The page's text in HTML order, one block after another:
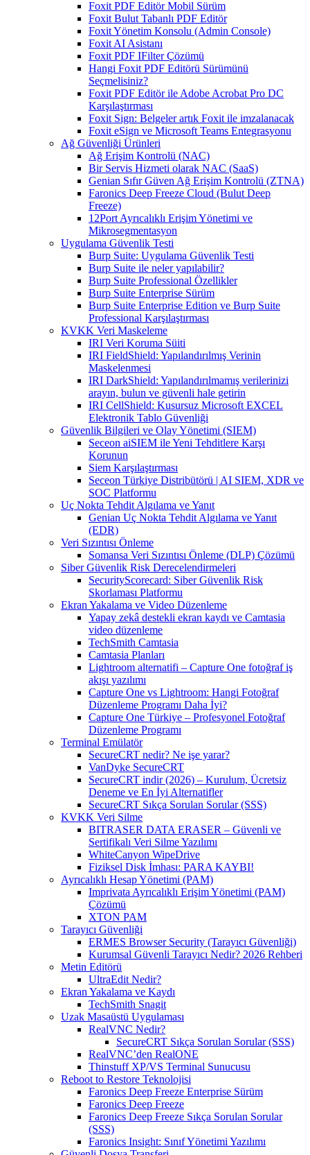
Foxit PDF Editör Mobil Sürüm
Foxit Bulut Tabanlı PDF Editör
Foxit Yönetim Konsolu (Admin Console)
Foxit AI Asistanı
Foxit PDF IFilter Çözümü
Hangi Foxit PDF Editörü Sürümünü
Seçmelisiniz?
Foxit PDF Editör ile Adobe Acrobat Pro DC
Karşılaştırması
Foxit Sign: Belgeler artık Foxit ile imzalanacak
Foxit eSign ve Microsoft Teams Entegrasyonu
Ağ Güvenliği Ürünleri
Ağ Erişim Kontrolü (NAC)
Bir Servis Hizmeti olarak NAC (SaaS)
Genian Sıfır Güven Ağ Erişim Kontrolü (ZTNA)
Faronics Deep Freeze Cloud (Bulut Deep
Freeze)
12Port Ayrıcalıklı Erişim Yönetimi ve
Mikrosegmentasyon
Uygulama Güvenlik Testi
Burp Suite: Uygulama Güvenlik Testi
Burp Suite ile neler yapılabilir?
Burp Suite Professional Özellikler
Burp Suite Enterprise Sürüm
Burp Suite Enterprise Edition ve Burp Suite
Professional Karşılaştırması
KVKK Veri Maskeleme
IRI Veri Koruma Süiti
IRI FieldShield: Yapılandırılmış Verinin
Maskelenmesi
IRI DarkShield: Yapılandırılmamış verilerinizi
arayın, bulun ve güvenli hale getirin
IRI CellShield: Kusursuz Microsoft EXCEL
Elektronik Tablo Güvenliği
Güvenlik Bilgileri ve Olay Yönetimi (SIEM)
Seceon aiSIEM ile Yeni Tehditlere Karşı
Korunun
Siem Karşılaştırması
Seceon Türkiye Distribütörü | AI SIEM, XDR ve
SOC Platformu
Uç Nokta Tehdit Algılama ve Yanıt
Genian Uç Nokta Tehdit Algılama ve Yanıt
(EDR)
Veri Sızıntısı Önleme
Somansa Veri Sızıntısı Önleme (DLP) Çözümü
Siber Güvenlik Risk Derecelendirmeleri
SecurityScorecard: Siber Güvenlik Risk
Skorlaması Platformu
Ekran Yakalama ve Video Düzenleme
Yapay zekâ destekli ekran kaydı ve Camtasia
video düzenleme
TechSmith Camtasia
Camtasia Planları
Lightroom alternatifi – Capture One fotoğraf iş
akışı yazılımı
Capture One vs Lightroom: Hangi Fotoğraf
Düzenleme Programı Daha İyi?
Capture One Türkiye – Profesyonel Fotoğraf
Düzenleme Programı
Terminal Emülatör
SecureCRT nedir? Ne işe yarar?
VanDyke SecureCRT
SecureCRT indir (2026) – Kurulum, Ücretsiz
Deneme ve En İyi Alternatifler
SecureCRT Sıkça Sorulan Sorular (SSS)
KVKK Veri Silme
BITRASER DATA ERASER – Güvenli ve
Sertifikalı Veri Silme Yazılımı
WhiteCanyon WipeDrive
Fiziksel Disk İmhası: PARA KAYBI!
Ayrıcalıklı Hesap Yönetimi (PAM)
Imprivata Ayrıcalıklı Erişim Yönetimi (PAM)
Çözümü
XTON PAM
Tarayıcı Güvenliği
ERMES Browser Security (Tarayıcı Güvenliği)
Kurumsal Güvenli Tarayıcı Nedir? 2026 Rehberi
Metin Editörü
UltraEdit Nedir?
Ekran Yakalama ve Kaydı
TechSmith Snagit
Uzak Masaüstü Uygulaması
RealVNC Nedir?
SecureCRT Sıkça Sorulan Sorular (SSS)
RealVNC’den RealONE
Thinstuff XP/VS Terminal Sunucusu
Reboot to Restore Teknolojisi
Faronics Deep Freeze Enterprise Sürüm
Faronics Deep Freeze
Faronics Deep Freeze Sıkça Sorulan Sorular
(SSS)
Faronics Insight: Sınıf Yönetimi Yazılımı